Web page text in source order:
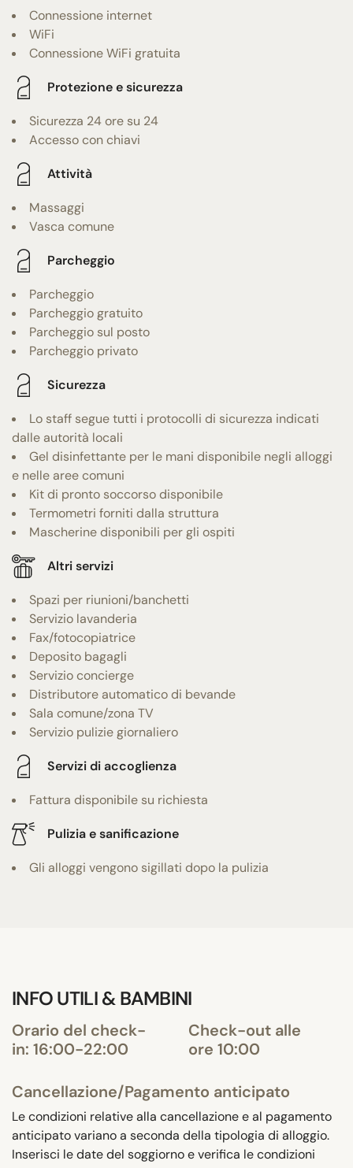
Connessione internet
WiFi
Connessione WiFi gratuita
Protezione e sicurezza
Sicurezza 24 ore su 24
Accesso con chiavi
Attività
Massaggi
Vasca comune
Parcheggio
Parcheggio
Parcheggio gratuito
Parcheggio sul posto
Parcheggio privato
Sicurezza
Lo staff segue tutti i protocolli di sicurezza indicati
dalle autorità locali
Gel disinfettante per le mani disponibile negli alloggi
e nelle aree comuni
Kit di pronto soccorso disponibile
Termometri forniti dalla struttura
Mascherine disponibili per gli ospiti
Altri servizi
Spazi per riunioni/banchetti
Servizio lavanderia
Fax/fotocopiatrice
Deposito bagagli
Servizio concierge
Distributore automatico di bevande
Sala comune/zona TV
Servizio pulizie giornaliero
Servizi di accoglienza
Fattura disponibile su richiesta
Pulizia e sanificazione
Gli alloggi vengono sigillati dopo la pulizia
INFO UTILI & BAMBINI
Orario del check-
in: 16:00-22:00
Check-out alle
ore 10:00
Cancellazione/Pagamento anticipato
Le condizioni relative alla cancellazione e al pagamento
anticipato variano a seconda della tipologia di alloggio.
Inserisci le date del soggiorno e verifica le condizioni